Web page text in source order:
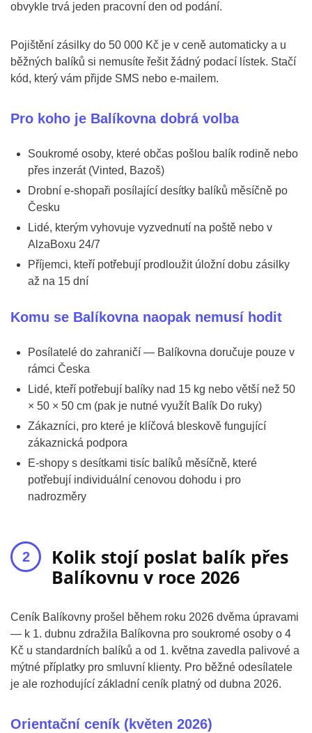
obvykle trvá jeden pracovní den od podání.
Pojištění zásilky do 50 000 Kč je v ceně automaticky a u
běžných balíků si nemusíte řešit žádný podací lístek. Stačí
kód, který vám přijde SMS nebo e-mailem.
Pro koho je Balíkovna dobrá volba
Soukromé osoby, které občas pošlou balík rodině nebo
přes inzerát (Vinted, Bazoš)
Drobní e-shopaři posílající desítky balíků měsíčně po
Česku
Lidé, kterým vyhovuje vyzvednutí na poště nebo v
AlzaBoxu 24/7
Příjemci, kteří potřebují prodloužit úložní dobu zásilky
až na 15 dní
Komu se Balíkovna naopak nemusí hodit
Posílatelé do zahraničí — Balíkovna doručuje pouze v
rámci Česka
Lidé, kteří potřebují balíky nad 15 kg nebo větší než 50
× 50 × 50 cm (pak je nutné využít Balík Do ruky)
Zákazníci, pro které je klíčová bleskově fungující
zákaznická podpora
E-shopy s desítkami tisíc balíků měsíčně, které
potřebují individuální cenovou dohodu i pro
nadrozměry
Kolik stojí poslat balík přes
Balíkovnu v roce 2026
Ceník Balíkovny prošel během roku 2026 dvěma úpravami
— k 1. dubnu zdražila Balíkovna pro soukromé osoby o 4
Kč u standardních balíků a od 1. května zavedla palivové a
mýtné příplatky pro smluvní klienty. Pro běžné odesílatele
je ale rozhodující základní ceník platný od dubna 2026.
Orientační ceník (květen 2026)